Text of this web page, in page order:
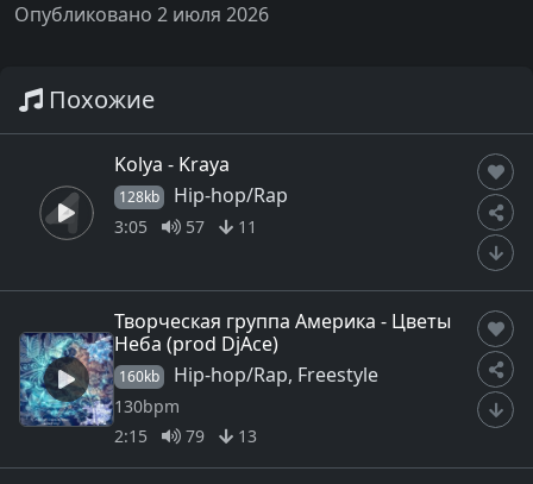
Опубликовано 2 июля 2026
Похожие
Kolya - Kraya
128kb Hip-hop/Rap
3:05 57 11
Творческая группа Америка - Цветы
Неба (prod DjAce)
160kb Hip-hop/Rap, Freestyle
130bpm
2:15
79 13